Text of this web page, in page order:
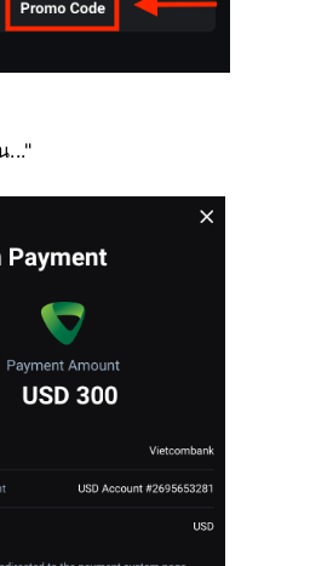
..."